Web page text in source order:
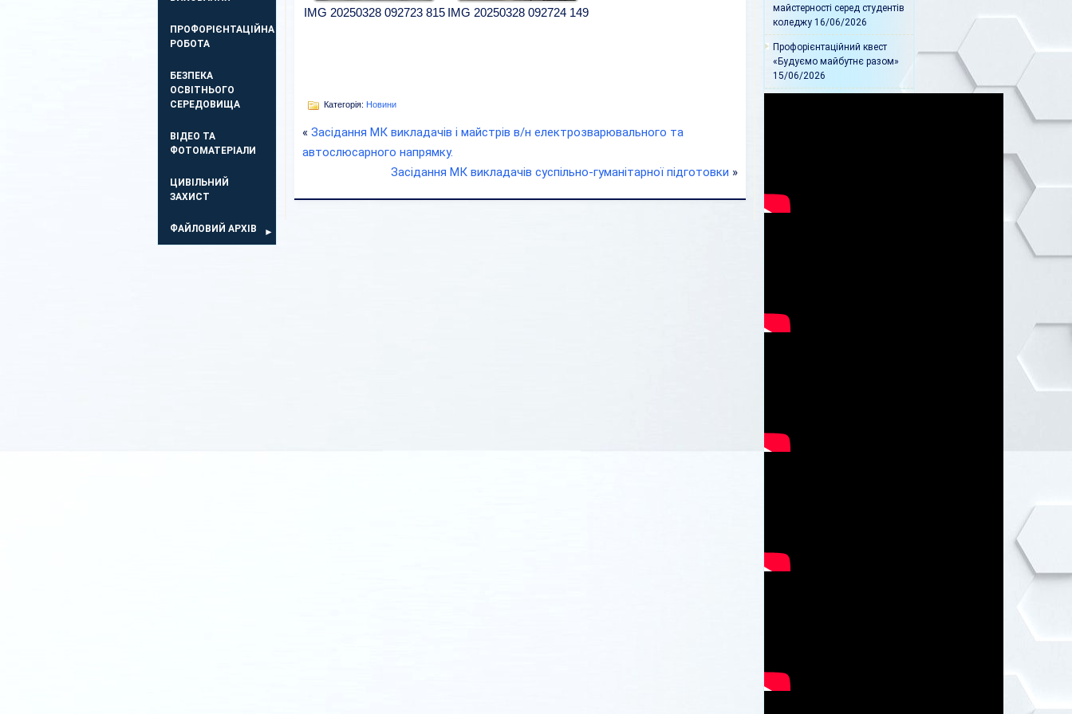
ПРОФОРІЄНТАЦІЙНА
РОБОТА
БЕЗПЕКА
ОСВIТНЬОГО
СЕРЕДОВИЩА
ВІДЕО ТА
ФОТОМАТЕРІАЛИ
ЦИВІЛЬНИЙ
ЗАХИСТ
ФАЙЛОВИЙ АРХІВ
IMG 20250328 092723 815 IMG 20250328 092724 149
Категорія: Новини
« Засідання МК викладачів і майстрів в/н електрозварювального та
автослюсарного напрямку.
Засідання МК викладачів суспільно-гуманітарної підготовки »
майстерності серед студентів
коледжу 16/06/2026
Профорієнтаційний квест
«Будуємо майбутнє разом»
15/06/2026